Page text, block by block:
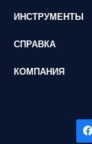
ИНСТРУМЕНТЫ
СПРАВКА
КОМПАНИЯ